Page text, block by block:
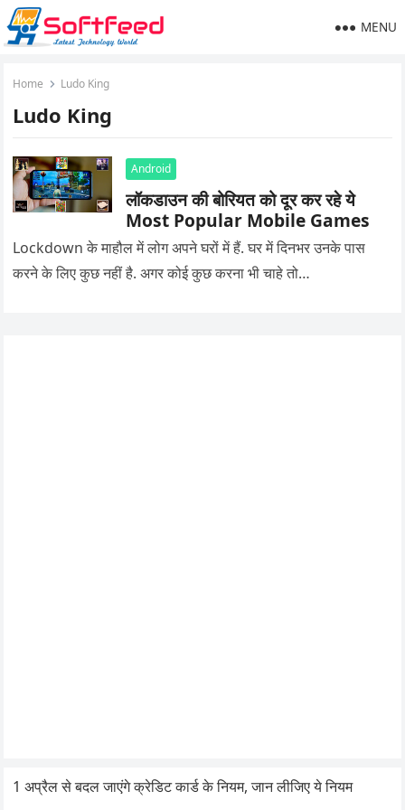
MENU
Home Ludo King
Ludo King
Android
लॉकडाउन की बोरियत को दूर कर रहे ये
Most Popular Mobile Games
Lockdown के माहौल में लोग अपने घरों में हैं. घर में दिनभर उनके पास
करने के लिए कुछ नहीं है. अगर कोई कुछ करना भी चाहे तो…
1 अप्रैल से बदल जाएंगे क्रेडिट कार्ड के नियम, जान लीजिए ये नियम